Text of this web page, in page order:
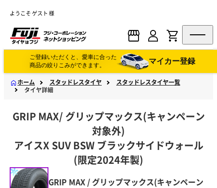
ようこそ ゲスト 様
ご登録いただくと、愛車に合った
商品の絞りこみができます。
マイカー登録
ホーム スタッドレスタイヤ
スタッドレスタイヤ一覧
タイヤ詳細
GRIP MAX/ グリップマックス(キャンペーン
対象外)
アイスX SUV BSW ブラックサイドウォール
(限定2024年製)
GRIP MAX / グリップマックス(キャンペーン